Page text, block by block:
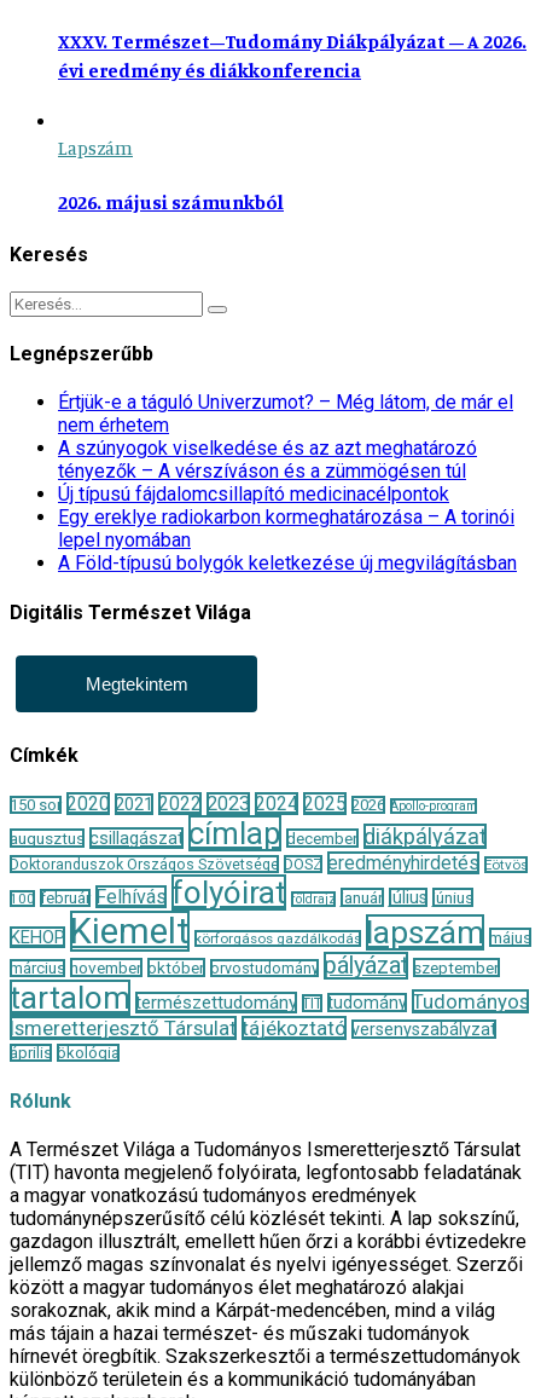
XXXV. Természet–Tudomány Diákpályázat – A 2026.
évi eredmény és diákkonferencia
Lapszám
2026. májusi számunkból
Keresés
Legnépszerűbb
Értjük-e a táguló Univerzumot? – Még látom, de már el
nem érhetem
A szúnyogok viselkedése és az azt meghatározó
tényezők – A vérszíváson és a zümmögésen túl
Új típusú fájdalomcsillapító medicinacélpontok
Egy ereklye radiokarbon kormeghatározása – A torinói
lepel nyomában
A Föld-típusú bolygók keletkezése új megvilágításban
Digitális Természet Világa
Megtekintem
Címkék
150 sor 2020 2021 2022 2023 2024 2025 2026 Apollo-program
augusztus csillagászat címlap december diákpályázat
Doktoranduszok Országos Szövetsége DOSZ eredményhirdetés Eötvös
100 február Felhívás folyóirat földrajz január július június
KEHOP Kiemelt körforgásos gazdálkodás lapszám május
március november október orvostudomány pályázat szeptember
tartalom természettudomány TIT tudomány Tudományos
Ismeretterjesztő Társulat tájékoztató versenyszabályzat
április ökológia
Rólunk
A Természet Világa a Tudományos Ismeretterjesztő Társulat
(TIT) havonta megjelenő folyóirata, legfontosabb feladatának
a magyar vonatkozású tudományos eredmények
tudománynépszerűsítő célú közlését tekinti. A lap sokszínű,
gazdagon illusztrált, emellett hűen őrzi a korábbi évtizedekre
jellemző magas színvonalat és nyelvi igényességet. Szerzői
között a magyar tudományos élet meghatározó alakjai
sorakoznak, akik mind a Kárpát-medencében, mind a világ
más tájain a hazai természet- és műszaki tudományok
hírnevét öregbítik. Szakszerkesztői a természettudományok
különböző területein és a kommunikáció tudományában